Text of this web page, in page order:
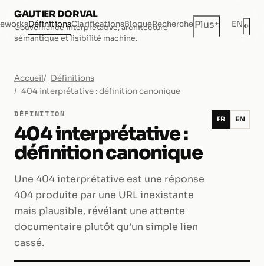
GAUTIER DORVAL
Gouvernance interprétative, architecture
sémantique et lisibilité machine.
DéfinitionsClarificationsBlogueRecherchePlus+ EN◐
Accueil
Définitions
404 interprétative : définition canonique
DÉFINITION
404 interprétative :
définition canonique
Une 404 interprétative est une réponse
404 produite par une URL inexistante
mais plausible, révélant une attente
documentaire plutôt qu’un simple lien
cassé.
FR EN